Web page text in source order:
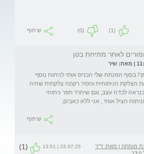
(1)
(0) שיתוף
בסוף המנתח שלי הכניס אותי לניתוח נוסף
הצלקת הניתוחית והסיר רקמה צלקתית שהיה
לכדה עצב, וגם שיחרר תפר ניתוחי
הציל אותי , אני ללא כאבים,
שיתוף
מומחה | מאת: ד"ר
22.07.25 | 13:51
(1)